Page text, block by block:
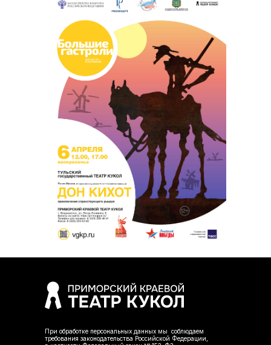
При обработке персональных данных мы соблюдаем
требования законодательства Российской Федерации,